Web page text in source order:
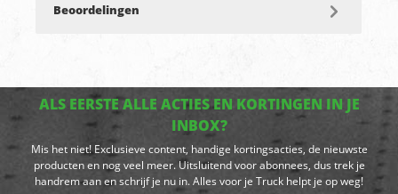
Beoordelingen
ALS EERSTE ALLE ACTIES EN KORTINGEN IN JE
INBOX?
Mis het niet! Exclusieve content, handige kortingsacties, de nieuwste
producten en nog veel meer. Uitsluitend voor abonnees, dus trek je
handrem aan en schrijf je nu in. Alles voor je Truck helpt je op weg!